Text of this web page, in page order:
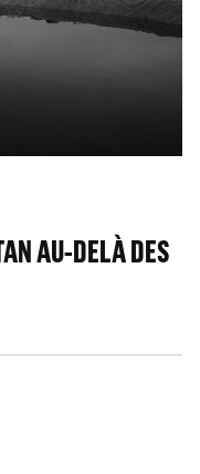
AU-DELÀ DES